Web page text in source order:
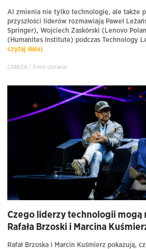
AI zmienia nie tylko technologię, ale także
przyszłości liderów rozmawiają Paweł
Springer), Wojciech Zaskórski (Lenovo
(Humanites Institute) podczas Technology
czytaj dalej
CONLEA / 11 min czytania
Czego liderzy technologii mogą
Rafała Brzoski i Marcina
Rafał Brzoska i Marcin Kuśmierz pokazują,